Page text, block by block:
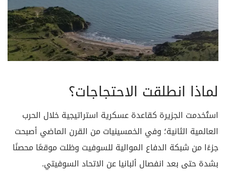
لماذا انطلقت الاحتجاجات؟
استُخدمت الجزيرة كقاعدة عسكرية استراتيجية خلال الحرب
العالمية الثانية؛ وفي الخمسينيات من القرن الماضي أصبحت
جزءًا من شبكة الدفاع الموالية للسوفيت وظلت موقعًا محصنًا
بشدة حتى بعد انفصال ألبانيا عن الاتحاد السوفيتي.